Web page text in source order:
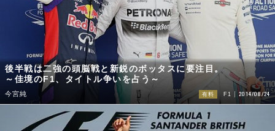
後半戦は二強の頭脳戦と新鋭のボッタスに要注目。
～佳境のF1、タイトル争いを占う～
今宮純 有料 F1 2014/08/24